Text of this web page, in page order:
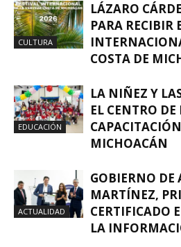
CULTURA
LÁZARO
PARA RECIBIR
COSTA DE
EDUCACIÓN
LA NIÑEZ Y
EL CENTRO DE
MICHOACÁN
ACTUALIDAD
GOBIERNO DE
MARTÍNEZ,
CERTIFICADO
LA